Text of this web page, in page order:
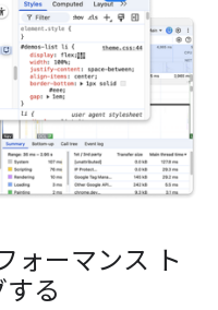
ォーマンス ト
る